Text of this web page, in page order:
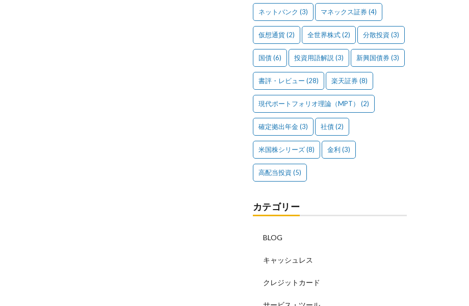
ネットバンク (3) マネックス証券(4)
仮想通貨(2) 全世界株式(2) 分散投資 (3)
国債(6) 投資用語解説 (3) 新興国債券(3)
書評・レビュー (28) 楽天証券(8)
現代ポートフォリオ理論（MPT） (2)
確定拠出年金(3) 社債(2)
米国株シリーズ(8) 金利 (3)
高配当投資 (5)
カテゴリー
BLOG
キャッシュレス
クレジットカード